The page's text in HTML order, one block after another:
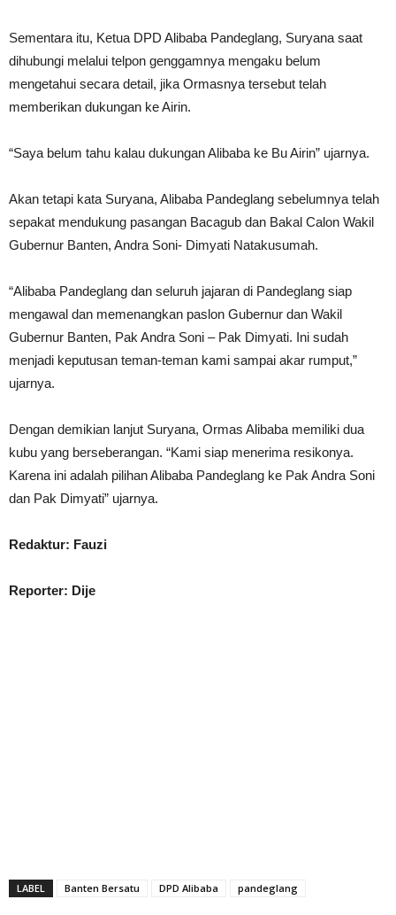
Sementara itu, Ketua DPD Alibaba Pandeglang, Suryana saat
dihubungi melalui telpon genggamnya mengaku belum
mengetahui secara detail, jika Ormasnya tersebut telah
memberikan dukungan ke Airin.
“Saya belum tahu kalau dukungan Alibaba ke Bu Airin” ujarnya.
Akan tetapi kata Suryana, Alibaba Pandeglang sebelumnya telah
sepakat mendukung pasangan Bacagub dan Bakal Calon Wakil
Gubernur Banten, Andra Soni- Dimyati Natakusumah.
“Alibaba Pandeglang dan seluruh jajaran di Pandeglang siap
mengawal dan memenangkan paslon Gubernur dan Wakil
Gubernur Banten, Pak Andra Soni – Pak Dimyati. Ini sudah
menjadi keputusan teman-teman kami sampai akar rumput,”
ujarnya.
Dengan demikian lanjut Suryana, Ormas Alibaba memiliki dua
kubu yang berseberangan. “Kami siap menerima resikonya.
Karena ini adalah pilihan Alibaba Pandeglang ke Pak Andra Soni
dan Pak Dimyati” ujarnya.
Redaktur: Fauzi
Reporter: Dije
LABEL Banten Bersatu DPD Alibaba pandeglang